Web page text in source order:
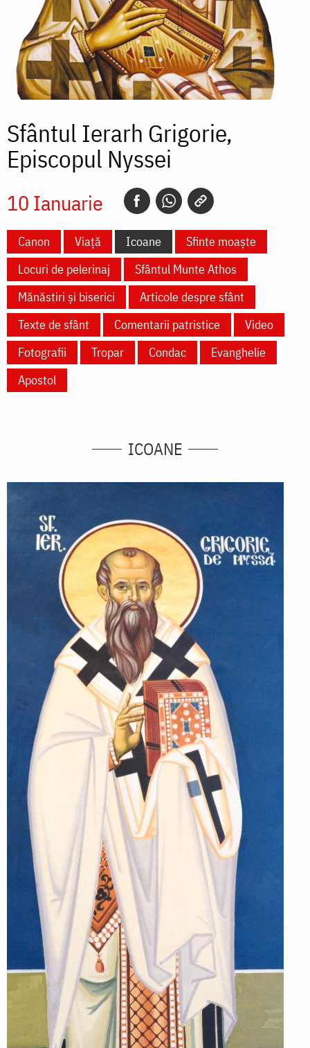
Sfântul Ierarh Grigorie,
Episcopul Nyssei
10 Ianuarie
Canon Viață Icoane
Sfinte moaște
Locuri de pelerinaj
Sfântul Munte Athos
Mănăstiri și biserici
Articole despre sfânt
Texte de sfânt
Comentarii patristice
Video
Fotografii
Tropar Condac
Evanghelie
Apostol
ICOANE